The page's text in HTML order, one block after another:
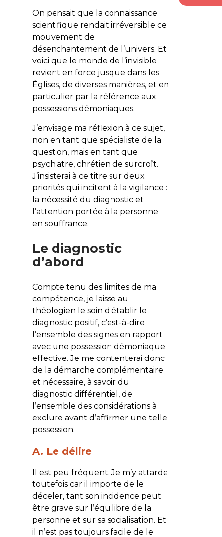
On pensait que la connaissance
scientifique rendait irréversible ce
mouvement de
désenchantement de l’univers. Et
voici que le monde de l’invisible
revient en force jusque dans les
Églises, de diverses manières, et en
particulier par la référence aux
possessions démoniaques.
J’envisage ma réflexion à ce sujet,
non en tant que spécialiste de la
question, mais en tant que
psychiatre, chrétien de surcroît.
J’insisterai à ce titre sur deux
priorités qui incitent à la vigilance :
la nécessité du diagnostic et
l’attention portée à la personne
en souffrance.
Le diagnostic
d’abord
Compte tenu des limites de ma
compétence, je laisse au
théologien le soin d’établir le
diagnostic positif, c’est-à-dire
l’ensemble des signes en rapport
avec une possession démoniaque
effective. Je me contenterai donc
de la démarche complémentaire
et nécessaire, à savoir du
diagnostic différentiel, de
l’ensemble des considérations à
exclure avant d’affirmer une telle
possession.
A. Le délire
Il est peu fréquent. Je m’y attarde
toutefois car il importe de le
déceler, tant son incidence peut
être grave sur l’équilibre de la
personne et sur sa socialisation. Et
il n’est pas toujours facile de le